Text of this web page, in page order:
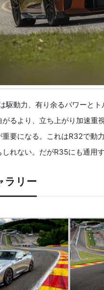
駆動力、有り余るパワーと
るより、立ち上がり加速重
要になる。これはR32で動
れない。だがR35にも通用
ラリー